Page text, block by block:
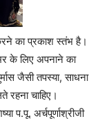
का प्रकाश स्तंभ है।
के लिए अपनाने का
जैसी तपस्या, साधना
रहना चाहिए।
प.पू. अर्चपूर्णाश्रीजी